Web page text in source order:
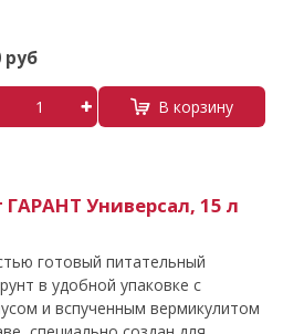
руб
В корзину
ГАРАНТ Универсал, 15 л
готовый питательный
в удобной упаковке с
и вспученным вермикулитом